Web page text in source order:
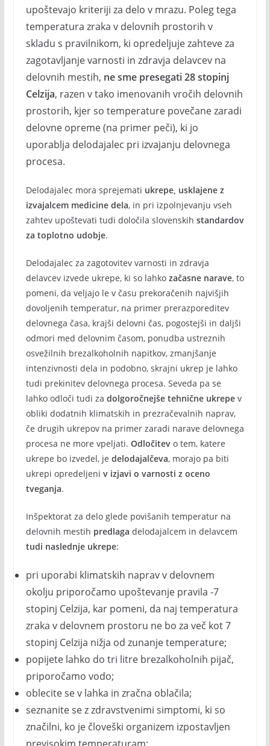
upoštevajo kriteriji za delo v mrazu. Poleg tega
temperatura zraka v delovnih prostorih v
skladu s pravilnikom, ki opredeljuje zahteve za
zagotavljanje varnosti in zdravja delavcev na
delovnih mestih, ne sme presegati 28 stopinj
Celzija, razen v tako imenovanih vročih delovnih
prostorih, kjer so temperature povečane zaradi
delovne opreme (na primer peči), ki jo
uporablja delodajalec pri izvajanju delovnega
procesa.
Delodajalec mora sprejemati ukrepe, usklajene z
izvajalcem medicine dela, in pri izpolnjevanju vseh
zahtev upoštevati tudi določila slovenskih standardov
za toplotno udobje.
Delodajalec za zagotovitev varnosti in zdravja
delavcev izvede ukrepe, ki so lahko začasne narave, to
pomeni, da veljajo le v času prekoračenih najvišjih
dovoljenih temperatur, na primer prerazporeditev
delovnega časa, krajši delovni čas, pogostejši in daljši
odmori med delovnim časom, ponudba ustreznih
osvežilnih brezalkoholnih napitkov, zmanjšanje
intenzivnosti dela in podobno, skrajni ukrep je lahko
tudi prekinitev delovnega procesa. Seveda pa se
lahko odloči tudi za dolgoročnejše tehnične ukrepev
obliki dodatnih klimatskih in prezračevalnih naprav,
če drugih ukrepov na primer zaradi narave delovnega
procesa ne more vpeljati. Odločitevo tem, katere
ukrepe bo izvedel, je delodajalčeva, morajo pa biti
ukrepi opredeljeni v izjavi o varnosti z oceno
tveganja.
Inšpektorat za delo glede povišanih temperatur na
delovnih mestih predlaga delodajalcem in delavcem
tudi naslednje ukrepe:
pri uporabi klimatskih naprav v delovnem
okolju priporočamo upoštevanje pravila -7
stopinj Celzija, kar pomeni, da naj temperatura
zraka v delovnem prostoru ne bo za več kot 7
stopinj Celzija nižja od zunanje temperature;
popijete lahko do tri litre brezalkoholnih pijač,
priporočamo vodo;
oblecite se v lahka in zračna oblačila;
seznanite se z zdravstvenimi simptomi, ki so
značilni, ko je človeški organizem izpostavljen